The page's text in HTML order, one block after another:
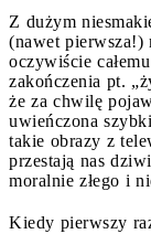
Z dużym
(nawet pierwsza!)
oczywiście
zakończenia pt.
że za chwilę
uwieńczona
takie obrazy z
przestają nas
moralnie złego i
Kiedy pierwszy